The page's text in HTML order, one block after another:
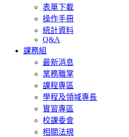
表單下載
操作手冊
統計資料
Q&A
課務組
最新消息
業務職掌
課程專區
學程及領域專長
實習專區
校課委會
相關法規